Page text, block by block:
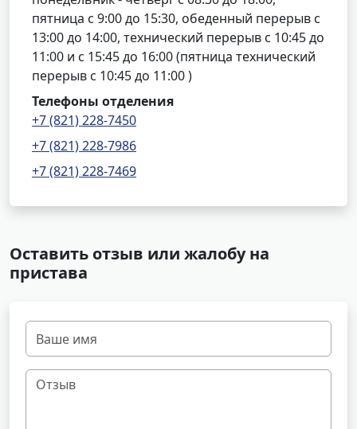
пятница с 9:00 до 15:30, обеденный перерыв с
13:00 до 14:00, технический перерыв с 10:45 до
11:00 и с 15:45 до 16:00 (пятница технический
перерыв с 10:45 до 11:00 )
Телефоны отделения
+7 (821) 228-7450
+7 (821) 228-7986
+7 (821) 228-7469
Оставить отзыв или жалобу на
пристава